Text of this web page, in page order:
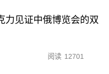
力见证中俄博览会的双
阅读 12701